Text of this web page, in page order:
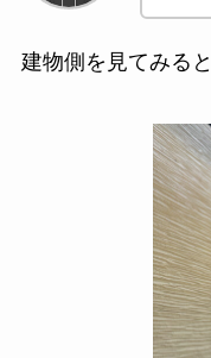
建物側を見てみると